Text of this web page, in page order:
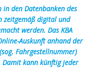
in den Datenbanken des
zeitgemäß digital und
werden. Das KBA
Auskunft anhand der
Fahrgestellnummer)
kann künftig jeder